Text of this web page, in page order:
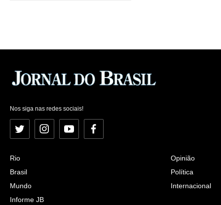
Nos siga nas redes sociais!
Twitter InstagramYouTubeFacebook
Rio
Brasil
Mundo
Informe JB
Opinião
Política
Internacional